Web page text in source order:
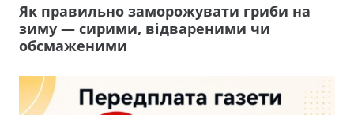
Як правильно заморожувати гриби на
зиму — сирими, відвареними чи
обсмаженими